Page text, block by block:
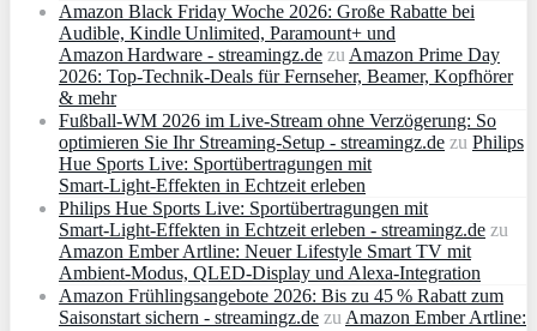
Amazon Black Friday Woche 2026: Große Rabatte bei
Audible, Kindle Unlimited, Paramount+ und
Amazon Hardware - streamingz.de zuAmazon Prime Day
2026: Top-Technik-Deals für Fernseher, Beamer, Kopfhörer
& mehr
Fußball-WM 2026 im Live-Stream ohne Verzögerung: So
optimieren Sie Ihr Streaming-Setup - streamingz.de zu Philips
Hue Sports Live: Sportübertragungen mit
Smart‑Light‑Effekten in Echtzeit erleben
Philips Hue Sports Live: Sportübertragungen mit
Smart‑Light‑Effekten in Echtzeit erleben - streamingz.de zu
Amazon Ember Artline: Neuer Lifestyle Smart TV mit
Ambient‑Modus, QLED‑Display und Alexa‑Integration
Amazon Frühlingsangebote 2026: Bis zu 45 % Rabatt zum
Saisonstart sichern - streamingz.de zuAmazon Ember Artline: